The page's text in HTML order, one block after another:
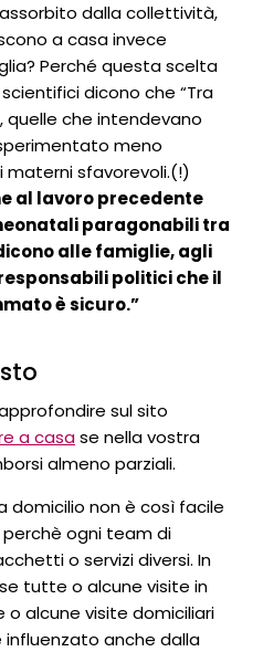
dalla collettività,
a casa invece
Perché questa scelta
dicono che “Tra
quelle che intendevano
meno
sfavorevoli.(!)
al lavoro precedente
paragonabili tra
alle famiglie, agli
politici che il
è sicuro.”
sul sito
a casase nella vostra
almeno parziali.
domicilio non è così facile
ogni team di
o servizi diversi. In
tutte o alcune visite in
alcune visite domiciliari
anche dalla